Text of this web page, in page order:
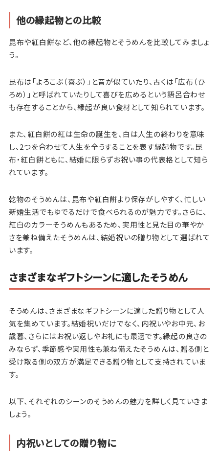
他の縁起物との比較
昆布や紅白餅など、他の縁起物とそうめんを比較してみましょ
う。
昆布は「よろこぶ（喜ぶ）」と音が似ていたり、古くは「広布（ひ
ろめ）」と呼ばれていたりして喜びを広めるという語呂合わせ
も存在することから、縁起が良い食材として知られています。
また、紅白餅の紅は生命の誕生を、白は人生の終わりを意味
し、2つを合わせて人生を全うすることを表す縁起物です。昆
布・紅白餅ともに、結婚に限らずお祝い事の代表格として知ら
れています。
乾物のそうめんは、昆布や紅白餅より保存がしやすく、忙しい
新婚生活でもゆでるだけで食べられるのが魅力です。さらに、
紅白のカラーそうめんもあるため、実用性と見た目の華やか
さを兼ね備えたそうめんは、結婚祝いの贈り物として選ばれて
います。
さまざまなギフトシーンに適したそうめん
そうめんは、さまざまなギフトシーンに適した贈り物として人
気を集めています。結婚祝いだけでなく、内祝いやお中元、お
歳暮、さらにはお祝い返しやお礼にも最適です。縁起の良さの
みならず、季節感や実用性も兼ね備えたそうめんは、贈る側と
受け取る側の双方が満足できる贈り物として支持されていま
す。
以下、それぞれのシーンのそうめんの魅力を詳しく見ていきま
しょう。
内祝いとしての贈り物に